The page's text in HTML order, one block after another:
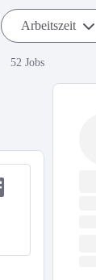
Arbeitszeit
52 Jobs